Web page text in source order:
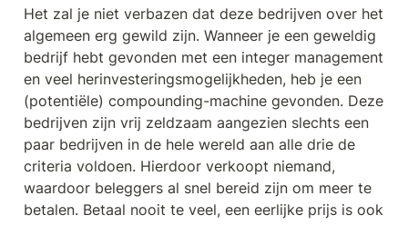
Het zal je niet verbazen dat deze bedrijven over het
algemeen erg gewild zijn. Wanneer je een geweldig
bedrijf hebt gevonden met een integer management
en veel herinvesteringsmogelijkheden, heb je een
(potentiële) compounding-machine gevonden. Deze
bedrijven zijn vrij zeldzaam aangezien slechts een
paar bedrijven in de hele wereld aan alle drie de
criteria voldoen. Hierdoor verkoopt niemand,
waardoor beleggers al snel bereid zijn om meer te
betalen. Betaal nooit te veel, een eerlijke prijs is ook